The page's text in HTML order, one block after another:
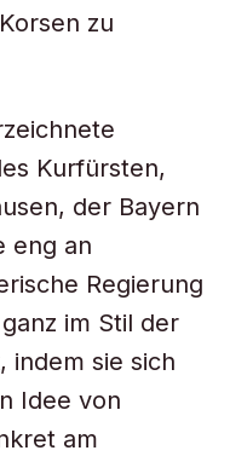
zu
Kurfürsten,
der Bayern
eng an
Regierung
im Stil der
indem sie sich
Idee von
am